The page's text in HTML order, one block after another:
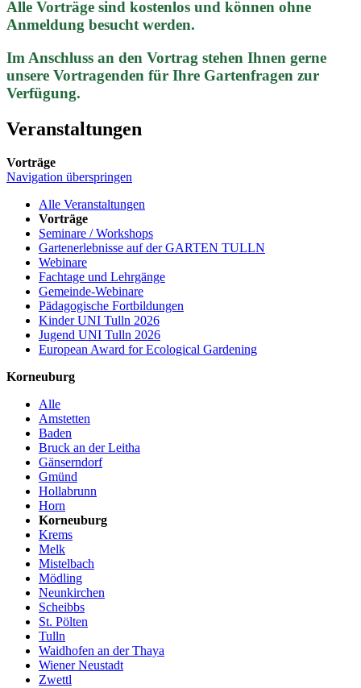
Alle Vorträge sind kostenlos und können ohne
Anmeldung besucht werden.
Im Anschluss an den Vortrag stehen Ihnen gerne
unsere Vortragenden für Ihre Gartenfragen zur
Verfügung.
Veranstaltungen
Vorträge
Navigation überspringen
Alle Veranstaltungen
Vorträge
Seminare / Workshops
Gartenerlebnisse auf der GARTEN TULLN
Webinare
Fachtage und Lehrgänge
Gemeinde-Webinare
Pädagogische Fortbildungen
Kinder UNI Tulln 2026
Jugend UNI Tulln 2026
European Award for Ecological Gardening
Korneuburg
Alle
Amstetten
Baden
Bruck an der Leitha
Gänserndorf
Gmünd
Hollabrunn
Horn
Korneuburg
Krems
Melk
Mistelbach
Mödling
Neunkirchen
Scheibbs
St. Pölten
Tulln
Waidhofen an der Thaya
Wiener Neustadt
Zwettl